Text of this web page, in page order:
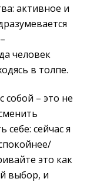
активное и
человек
в толпе.
собой – это не
себе: сейчас я
это как
выбор, и